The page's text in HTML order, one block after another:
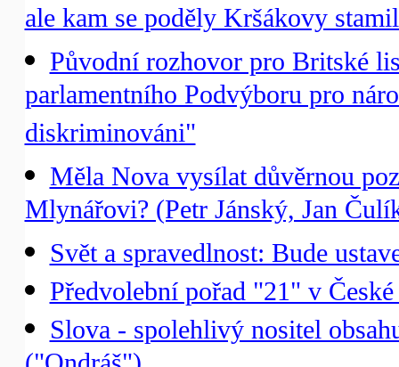
ale kam se poděly Kršákovy
Původní rozhovor pro Britské
parlamentního Podvýboru pro
diskriminováni"
Měla Nova vysílat důvěrnou
Mlynářovi? (Petr Jánský, Jan
Svět a spravedlnost: Bude
Předvolební pořad "21" v
Slova - spolehlivý nositel